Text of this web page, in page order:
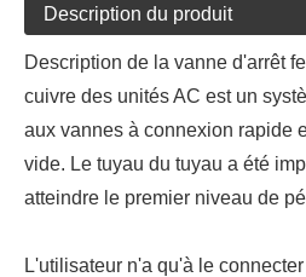
Description du produit
Description de la vanne d'arrêt
cuivre des unités AC est un
aux vannes à connexion rapide
vide. Le tuyau du tuyau a été
atteindre le premier niveau de
L'utilisateur n'a qu'à le